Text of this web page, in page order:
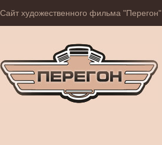
Сайт художественного фильма "Перегон"